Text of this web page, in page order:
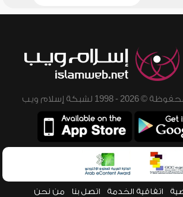
لشبكة إسلام ويب
اتفاقية الخدمة اتصل بنا من نحن